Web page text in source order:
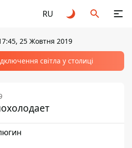
RU
25 Жовтня 2019
світла у столиці